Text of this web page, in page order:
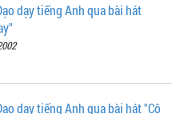
dạy tiếng Anh qua bài hát
dạy tiếng Anh qua bài hát "Cô